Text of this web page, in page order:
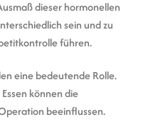
dieser hormonellen
sein und zu
führen.
eine bedeutende Rolle.
können die
beeinflussen.